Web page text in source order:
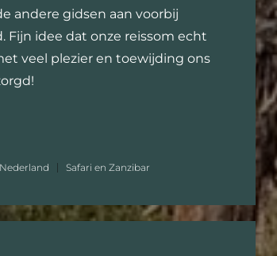
andere gidsen aan voorbij
Fijn idee dat onze reissom echt
veel plezier en toewijding ons
Nederland Safari en Zanzibar